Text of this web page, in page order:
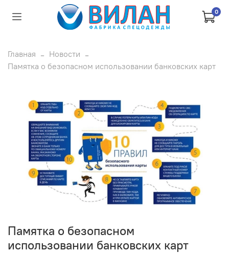
0
Главная
Новости
Памятка о безопасном использовании банковских карт
Памятка о безопасном
использовании банковских карт